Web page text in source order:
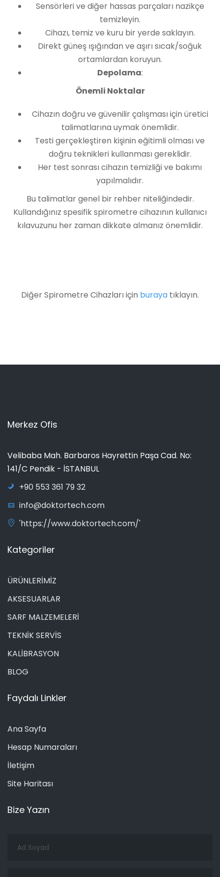
Sensörleri ve diğer hassas parçaları nazikçe
temizleyin.
Cihazı, temiz ve kuru bir yerde saklayın.
Direkt güneş ışığından ve aşırı sıcak/soğuk
ortamlardan koruyun.
Depolama:
Önemli Noktalar
Cihazın doğru ve güvenilir çalışması için üretici
talimatlarına uymak önemlidir.
Testi gerçekleştiren kişinin eğitimli olması ve
doğru teknikleri kullanması gereklidir.
Her test sonrası cihazın temizliği ve bakımı
yapılmalıdır.
Bu talimatlar genel bir rehber niteliğindedir.
Kullandığınız spesifik spirometre cihazının kullanıcı
kılavuzunu her zaman dikkate almanız önemlidir.
Diğer Spirometre Cihazları için buraya tıklayın.
Merkez Ofis
Velibaba Mah. Barbaros Hayrettin Paşa Cad. No:
141/C Pendik - İSTANBUL
+90 553 361 79 32
info@doktortech.com
'https://www.doktortech.com/'
Kategoriler
ÜRÜNLERİMİZ
AKSESUARLAR
SARF MALZEMELERİ
TEKNİK SERVİS
KALİBRASYON
BLOG
Faydalı Linkler
Ana Sayfa
Hesap Numaraları
İletişim
Site Haritası
Bize Yazın
Soyad